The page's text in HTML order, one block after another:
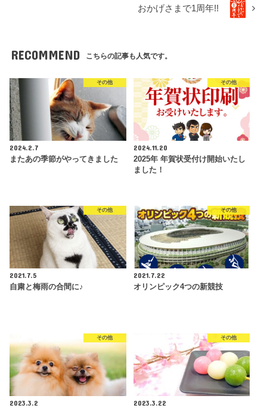
おかげさまで1周年!!
RECOMMEND こちらの記事も人気です。
その他
2024.2.7
またあの季節がやってきました
その他
2024.11.20
2025年 年賀状受付け開始いたし
ました！
その他
2021.7.5
自粛と梅雨の合間に♪
その他
2021.7.22
オリンピック4つの新競技
その他
2023.3.2
その他
2023.3.22